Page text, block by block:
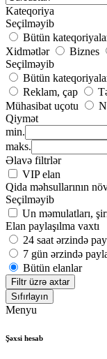
Kateqoriya
Seçilməyib
Bütün
Xidmətlər
Biznes
Seçilməyib
Bütün
Reklam, çap
Mühasibat uçotu
Qiymət
min.
maks.
Əlavə filtrlər
VIP elan
Qida məhsullarının
Seçilməyib
Un məmulatları,
Elan paylaşılma vaxtı
24 saat ərzində
7 gün ərzində
Bütün elanlar
Filtr üzrə axtar
Sıfırlayın
Menyu
Şəxsi hesab